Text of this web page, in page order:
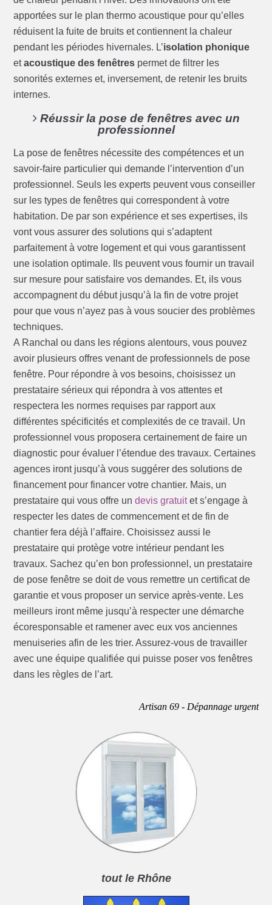
apportées sur le plan thermo acoustique pour qu’elles
réduisent la fuite de bruits et contiennent la chaleur
pendant les périodes hivernales. L’isolation phonique
etacoustique des fenêtres permet de filtrer les
sonorités externes et, inversement, de retenir les bruits
internes.
Réussir la pose de fenêtres avec un
professionnel
La pose de fenêtres nécessite des compétences et un
savoir-faire particulier qui demande l’intervention d’un
professionnel. Seuls les experts peuvent vous conseiller
sur les types de fenêtres qui correspondent à votre
habitation. De par son expérience et ses expertises, ils
vont vous assurer des solutions qui s’adaptent
parfaitement à votre logement et qui vous garantissent
une isolation optimale. Ils peuvent vous fournir un travail
sur mesure pour satisfaire vos demandes. Et, ils vous
accompagnent du début jusqu’à la fin de votre projet
pour que vous n’ayez pas à vous soucier des problèmes
techniques.
A Ranchal ou dans les régions alentours, vous pouvez
avoir plusieurs offres venant de professionnels de pose
fenêtre. Pour répondre à vos besoins, choisissez un
prestataire sérieux qui répondra à vos attentes et
respectera les normes requises par rapport aux
différentes spécificités et complexités de ce travail. Un
professionnel vous proposera certainement de faire un
diagnostic pour évaluer l’étendue des travaux. Certaines
agences iront jusqu’à vous suggérer des solutions de
financement pour financer votre chantier. Mais, un
prestataire qui vous offre undevis gratuitet s’engage à
respecter les dates de commencement et de fin de
chantier fera déjà l’affaire. Choisissez aussi le
prestataire qui protège votre intérieur pendant les
travaux. Sachez qu’en bon professionnel, un prestataire
de pose fenêtre se doit de vous remettre un certificat de
garantie et vous proposer un service après-vente. Les
meilleurs iront même jusqu’à respecter une démarche
écoresponsable et ramener avec eux vos anciennes
menuiseries afin de les trier. Assurez-vous de travailler
avec une équipe qualifiée qui puisse poser vos fenêtres
dans les règles de l’art.
Artisan 69 - Dépannage urgent
tout le Rhône